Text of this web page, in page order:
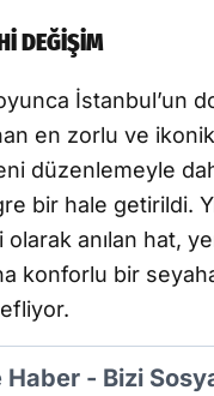
DEĞİŞİM
İstanbul’un
en zorlu ve
düzenlemeyle
bir hale getirildi.
olarak anılan hat,
konforlu bir
Haber - Bizi